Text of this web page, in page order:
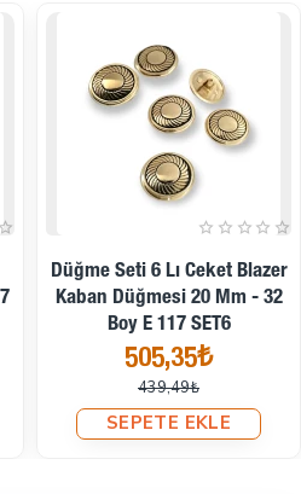
, size hemen geri döneceğiz.
buraya yüklemeye
yeni modellerimizden ve sınırlı
önce siz haberdar
Hafif Bombeli Mont Ve Kaban
Düğmesi 29 Mm E 726
64,00₺
SEPETE EKLE